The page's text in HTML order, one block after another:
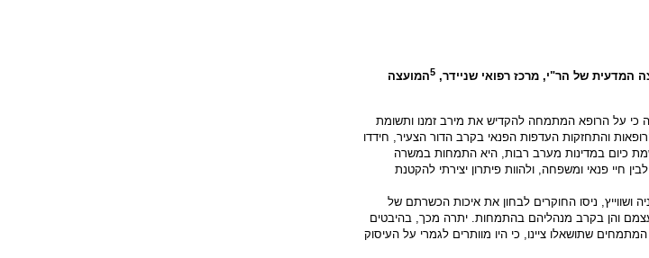
המדעית של הר"י, מרכז רפואי שניידר,5המועצה
כי על הרופא המתמחה להקדיש את מירב זמנו ותשומת
והתחזקות העדפות הפנאי בקרב הדור הצעיר, חידדו
כיום במדינות מערב רבות, היא התמחות במשרה
פנאי ומשפחה, ולהוות פיתרון יצירתי להקטנת
ניסו החוקרים לבחון את איכות הכשרתם של
והן בקרב מנהליהם בהתמחות. יתרה מכך, בהיבטים
שתושאלו ציינו, כי היו מוותרים לגמרי על העיסוק